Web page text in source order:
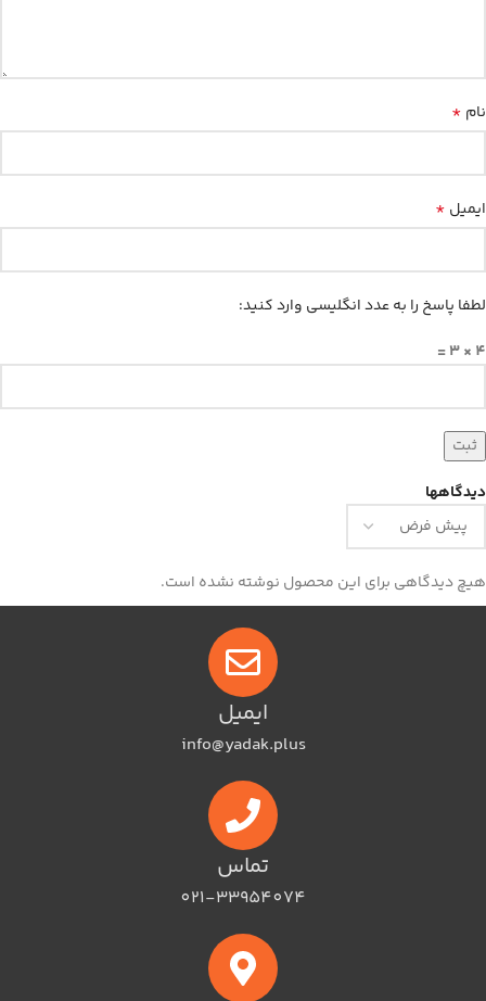
دیدگاهها
هیچ دیدگاهی برای این محصول نوشته نشده است.
نام *
ایمیل *
لطفا پاسخ را به عدد انگلیسی وارد کنید:
4 × 3 =
ایمیل
info@yadak.plus
تماس
021-33954074